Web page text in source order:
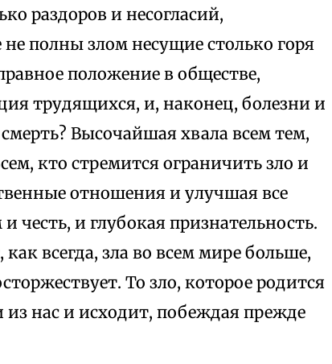
раздоров и несогласий,
полны злом несущие столько горя
положение в обществе,
трудящихся, и, наконец, болезни и
Высочайшая хвала всем тем,
кто стремится ограничить зло и
отношения и улучшая все
и глубокая признательность.
всегда, зла во всем мире больше,
То зло, которое родится
из нас и исходит, побеждая прежде